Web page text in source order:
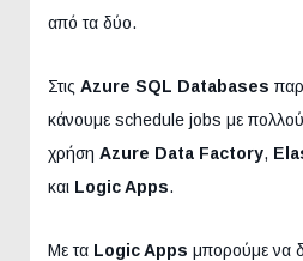
από τα δύο.
Στις Azure SQL Databases
κάνουμε schedule jobs με
χρήση Azure Data Factory,
και Logic Apps.
Με τα Logic Apps μπορούμε να